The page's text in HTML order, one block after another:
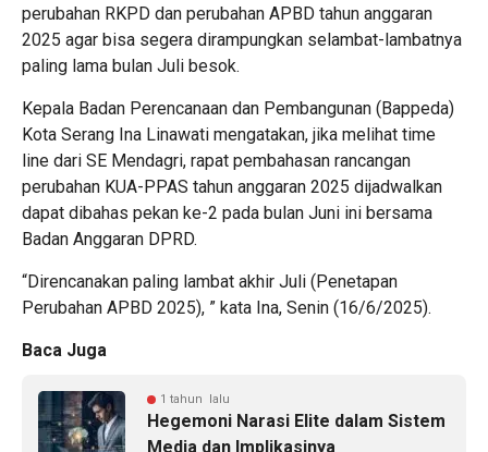
perubahan RKPD dan perubahan APBD tahun anggaran
2025 agar bisa segera dirampungkan selambat-lambatnya
paling lama bulan Juli besok.
Kepala Badan Perencanaan dan Pembangunan (Bappeda)
Kota Serang Ina Linawati mengatakan, jika melihat time
line dari SE Mendagri, rapat pembahasan rancangan
perubahan KUA-PPAS tahun anggaran 2025 dijadwalkan
dapat dibahas pekan ke-2 pada bulan Juni ini bersama
Badan Anggaran DPRD.
“Direncanakan paling lambat akhir Juli (Penetapan
Perubahan APBD 2025), ” kata Ina, Senin (16/6/2025).
Baca Juga
1 tahun lalu
Hegemoni Narasi Elite dalam Sistem
Media dan Implikasinya